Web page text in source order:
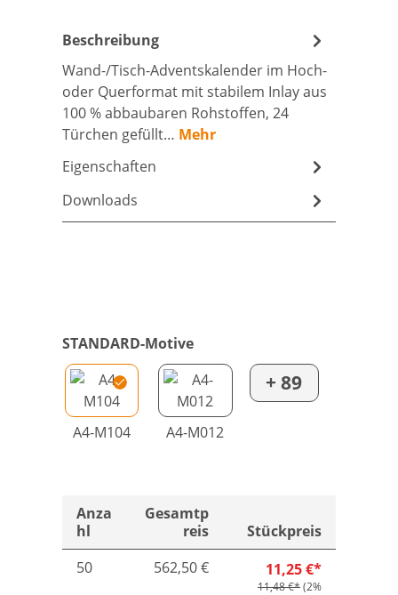
Beschreibung
Wand-/Tisch-Adventskalender im Hoch-
oder Querformat mit stabilem Inlay aus
100 % abbaubaren Rohstoffen, 24
Türchen gefüllt… Mehr
Eigenschaften
Downloads
STANDARD-Motive
A4-M104 A4-M012
+ 89
Anza
hl
Gesamtp
reis
Stückpreis
50
562,50 € 11,25 €*
11,48 €*(2%